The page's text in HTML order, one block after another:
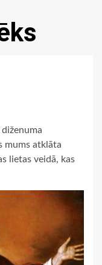
mums atklāta
lietas veidā, kas